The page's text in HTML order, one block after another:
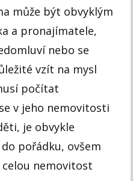
může být obvyklým
a pronajímatele,
nebo se
vzít na mysl
počítat
v jeho nemovitosti
je obvykle
pořádku, ovšem
nemovitost